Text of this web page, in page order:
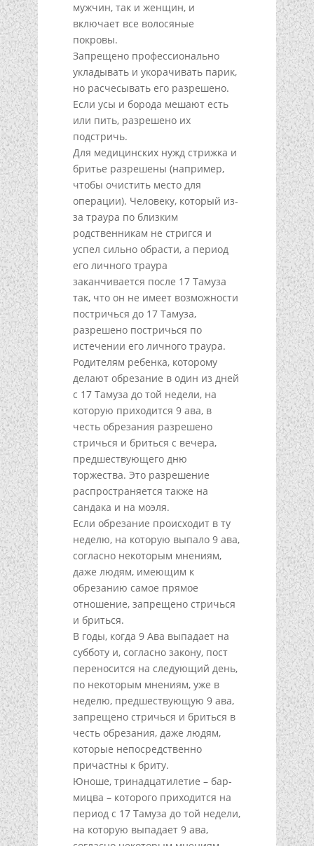
мужчин, так и женщин, и
включает все волосяные
покровы.
Запрещено профессионально
укладывать и укорачивать парик,
но расчесывать его разрешено.
Если усы и борода мешают есть
или пить, разрешено их
подстричь.
Для медицинских нужд стрижка и
бритье разрешены (например,
чтобы очистить место для
операции). Человеку, который из-
за траура по близким
родственникам не стригся и
успел сильно обрасти, а период
его личного траура
заканчивается после 17 Тамуза
так, что он не имеет возможности
постричься до 17 Тамуза,
разрешено постричься по
истечении его личного траура.
Родителям ребенка, которому
делают обрезание в один из дней
с 17 Тамуза до той недели, на
которую приходится 9 ава, в
честь обрезания разрешено
стричься и бриться с вечера,
предшествующего дню
торжества. Это разрешение
распространяется также на
сандака и на моэля.
Если обрезание происходит в ту
неделю, на которую выпало 9 ава,
согласно некоторым мнениям,
даже людям, имеющим к
обрезанию самое прямое
отношение, запрещено стричься
и бриться.
В годы, когда 9 Ава выпадает на
субботу и, согласно закону, пост
переносится на следующий день,
по некоторым мнениям, уже в
неделю, предшествующую 9 ава,
запрещено стричься и бриться в
честь обрезания, даже людям,
которые непосредственно
причастны к бриту.
Юноше, тринадцатилетие – бар-
мицва – которого приходится на
период с 17 Тамуза до той недели,
на которую выпадает 9 ава,